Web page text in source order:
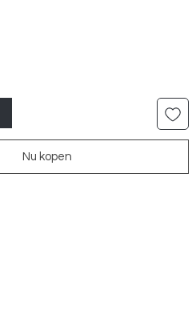
Nu kopen